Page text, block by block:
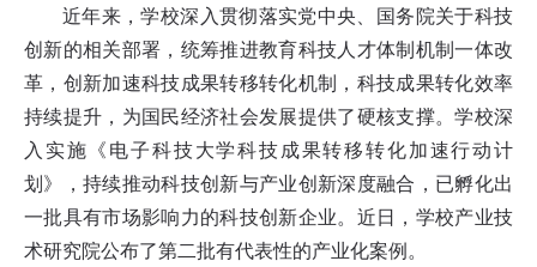
近年来，学校深入贯彻落实党中央、国务院关于科技
创新的相关部署，统筹推进教育科技人才体制机制一体改
革，创新加速科技成果转移转化机制，科技成果转化效率
持续提升，为国民经济社会发展提供了硬核支撑。学校深
入实施《电子科技大学科技成果转移转化加速行动计
划》，持续推动科技创新与产业创新深度融合，已孵化出
一批具有市场影响力的科技创新企业。近日，学校产业技
术研究院公布了第二批有代表性的产业化案例。